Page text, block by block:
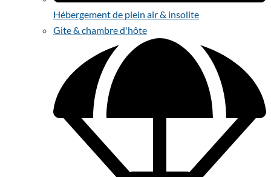
Hébergement de plein air & insolite
Gite & chambre d'hôte